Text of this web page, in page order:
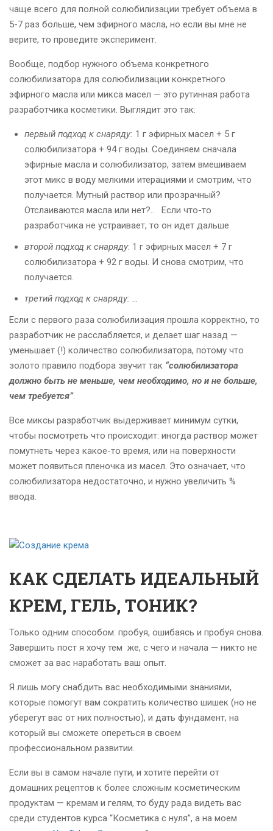
чаще всего для полной солюбилизации требует объема в
5-7 раз больше, чем эфирного масла, но если вы мне не
верите, то проведите эксперимент.
Вообще, подбор нужного объема конкретного
солюбилизатора для солюбилизации конкретного
эфирного масла или микса масел — это рутинная работа
разработчика косметики. Выглядит это так:
первый подход к снаряду: 1 г эфирных масел + 5 г
солюбилизатора + 94 г воды. Соединяем сначала
эфирные масла и солюбилизатор, затем вмешиваем
этот микс в воду мелкими итерациями и смотрим, что
получается. Мутный раствор или прозрачный?
Отслаиваются масла или нет?..
Если что-то
разработчика не устраивает, то он идет дальше
второй подход к снаряду: 1 г эфирных масел + 7 г
солюбилизатора + 92 г воды. И снова смотрим, что
получается.
третий подход к снаряду: …
Если с первого раза солюбилизация прошла корректно, то
разработчик не расслабляется, и делает шаг назад —
уменьшает (!) количество солюбилизатора, потому что
золото правило подбора звучит так “солюбилизатора
должно быть не меньше, чем необходимо, но и не больше,
чем требуется”.
Все миксы разработчик выдерживает минимум сутки,
чтобы посмотреть что происходит: иногда раствор может
помутнеть через какое-то время, или на поверхности
может появиться пленочка из масел. Это означает, что
солюбилизатора недостаточно, и нужно увеличить %
ввода.
КАК СДЕЛАТЬ ИДЕАЛЬНЫЙ
КРЕМ, ГЕЛЬ, ТОНИК?
Только одним способом: пробуя, ошибаясь и пробуя снова.
Завершить пост я хочу тем же, с чего и начала — никто не
сможет за вас наработать ваш опыт.
Я лишь могу снабдить вас необходимыми знаниями,
которые помогут вам сократить количество шишек (но не
уберегут вас от них полностью), и дать фундамент, на
который вы сможете опереться в своем
профессиональном развитии.
Если вы в самом начале пути, и хотите перейти от
домашних рецептов к более сложным косметическим
продуктам — кремам и гелям, то буду рада видеть вас
среди студентов курса “Косметика с нуля”, а на моем